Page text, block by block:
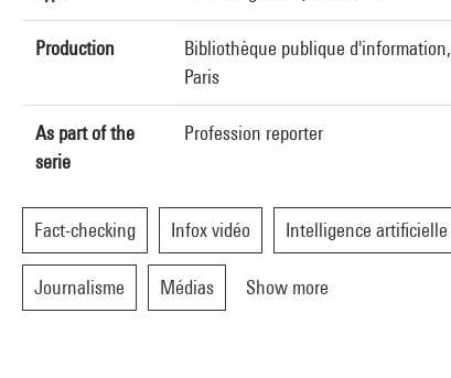
Production
Bibliothèque publique d'information,
Paris
As part of the
serie
Profession reporter
Fact-checking Infox vidéo Intelligence artificielle
Journalisme Médias Show more